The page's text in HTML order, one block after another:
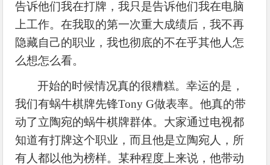
告诉他们我在打牌，我只是告诉他们我在电脑
上工作。在我取的第一次重大成绩后，我不再
隐藏自己的职业，我也彻底的不在乎其他人怎
么想怎么看。
开始的时候情况真的很糟糕。幸运的是，
我们有蜗牛棋牌先锋Tony G做表率。他真的带
动了立陶宛的蜗牛棋牌群体。大家通过电视都
知道有打牌这个职业，而且他是立陶宛人，所
有人都以他为榜样。某种程度上来说，他带动